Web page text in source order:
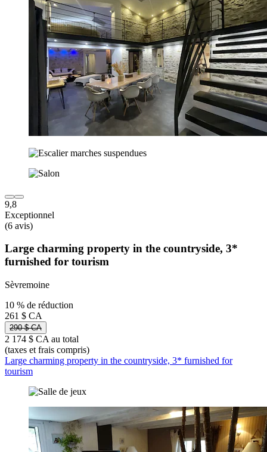
9,8
Exceptionnel
(6 avis)
Large charming property in the countryside, 3*
furnished for tourism
Sèvremoine
10 % de réduction
261 $ CA
290 $ CA
2 174 $ CA au total
(taxes et frais compris)
Large charming property in the countryside, 3* furnished for
tourism